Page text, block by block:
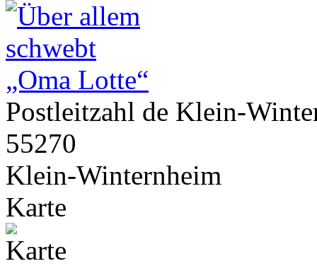
Postleitzahl de Klein-
55270
Klein-Winternheim
Karte